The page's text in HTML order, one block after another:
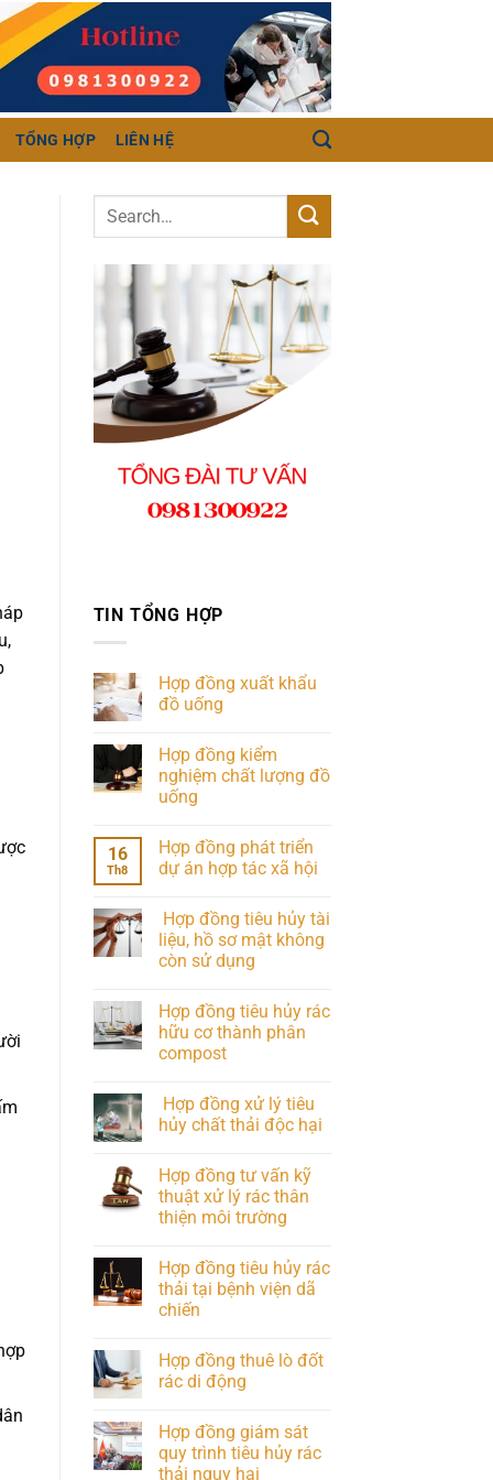
TỔNG HỢP LIÊN HỆ
TIN TỔNG HỢP
Hợp đồng xuất khẩu
đồ uống
Hợp đồng kiểm
nghiệm chất lượng đồ
uống
16
Th8
Hợp đồng phát triển
dự án hợp tác xã hội
Hợp đồng tiêu hủy tài
liệu, hồ sơ mật không
còn sử dụng
Hợp đồng tiêu hủy rác
hữu cơ thành phân
compost
Hợp đồng xử lý tiêu
hủy chất thải độc hại
Hợp đồng tư vấn kỹ
thuật xử lý rác thân
thiện môi trường
Hợp đồng tiêu hủy rác
thải tại bệnh viện dã
chiến
Hợp đồng thuê lò đốt
rác di động
Hợp đồng giám sát
quy trình tiêu hủy rác
thải nguy hại